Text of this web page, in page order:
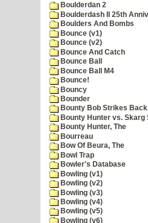
Boulderdan 2
Boulderdash II 25th
Boulders And Bombs
Bounce (v1)
Bounce (v2)
Bounce And Catch
Bounce Ball
Bounce Ball M4
Bounce!
Bouncy
Bounder
Bounty Bob Strikes
Bounty Hunter vs. Skarg
Bounty Hunter, The
Bourreau
Bow Of Beura, The
Bowl Trap
Bowler's Database
Bowling (v1)
Bowling (v2)
Bowling (v3)
Bowling (v4)
Bowling (v5)
Bowling (v6)